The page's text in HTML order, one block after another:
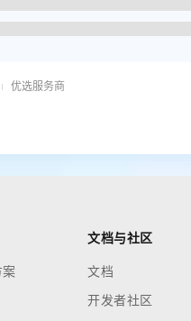
优选服务商
案
文档与社区
文档
开发者社区